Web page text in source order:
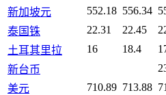
新加坡元
552.18 556.34
泰国铢
22.31 22.45
土耳其里拉
16 18.4
新台币
美元
710.89 713.88